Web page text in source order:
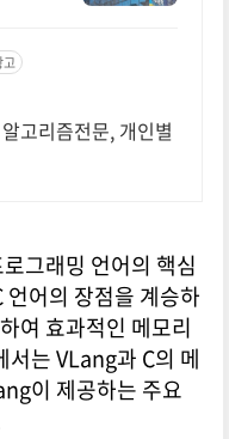
고
고리즘전문, 개인별
그래밍 언어의 핵심
어의 장점을 계승하
여 효과적인 메모리
는 VLang과 C의 메
이 제공하는 주요